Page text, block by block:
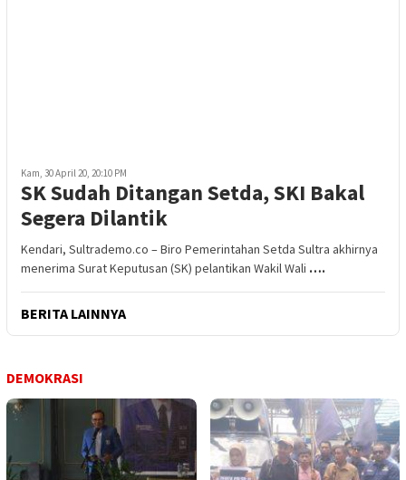
Kam, 30 April 20, 20:10 PM
SK Sudah Ditangan Setda, SKI Bakal
Segera Dilantik
Kendari, Sultrademo.co – Biro Pemerintahan Setda Sultra akhirnya
menerima Surat Keputusan (SK) pelantikan Wakil Wali ….
BERITA LAINNYA
DEMOKRASI